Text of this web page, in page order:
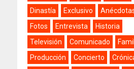
Dinastía
Exclusivo
Fotos
Entrevista
Historia
Televisión
Comunicado
Producción
Concierto